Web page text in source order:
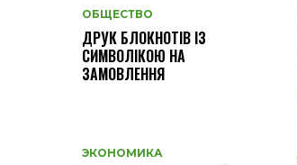
ОБЩЕСТВО
ДРУК БЛОКНОТІВ ІЗ
СИМВОЛІКОЮ НА
ЗАМОВЛЕННЯ
ЭКОНОМИКА